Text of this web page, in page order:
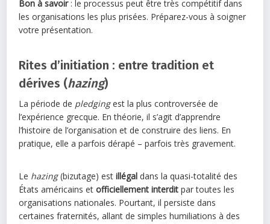
Bon à savoir: le processus peut être très compétitif dans
les organisations les plus prisées. Préparez-vous à soigner
votre présentation.
Rites d’initiation : entre tradition et
dérives (hazing)
La période de pledgingest la plus controversée de
l’expérience grecque. En théorie, il s’agit d’apprendre
l’histoire de l’organisation et de construire des liens. En
pratique, elle a parfois dérapé – parfois très gravement.
Le hazing(bizutage) estillégal dans la quasi-totalité des
États américains etofficiellement interdit par toutes les
organisations nationales. Pourtant, il persiste dans
certaines fraternités, allant de simples humiliations à des